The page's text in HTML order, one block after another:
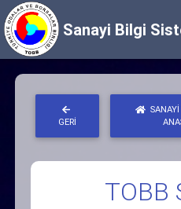
Sanayi Bilgi
GERI
TOBB